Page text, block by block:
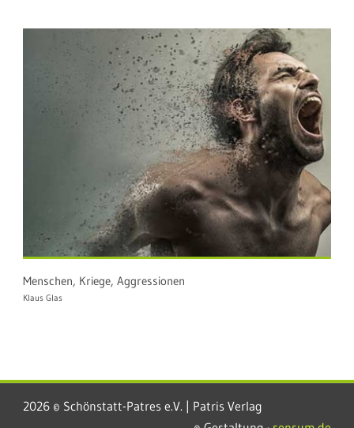
Menschen, Kriege, Aggressionen
Klaus Glas
2026 © Schönstatt-Patres e.V. | Patris Verlag